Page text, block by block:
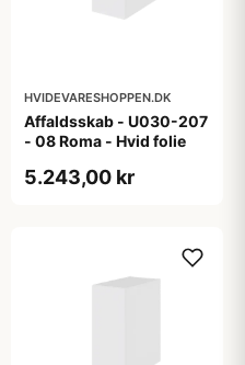
HVIDEVARESHOPPEN.DK
Affaldsskab - U030-207
- 08 Roma - Hvid folie
5.243,00 kr